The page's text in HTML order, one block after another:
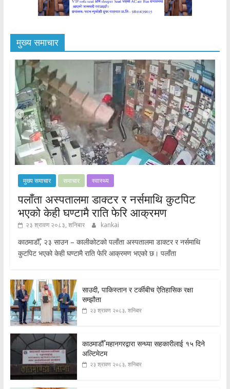
मुख्य समाचार
मुख्य समाचार समाचार स्वास्थ्य
पलाँता अस्पतालमा डाक्टर र नर्समाथि कुटपिट
भएको केही घण्टामै राति फेरि आक्रमण
२३ श्रावण २०८३, शनिबार kankai
काठमाडौँ, २३ साउन – कालीकोटको पलाँता अस्पतालमा डाक्टर र नर्समाथि
कुटपिट भएको केही घण्टामै राति फेरि आक्रमण भएको छ। पलाँता
साउदी, पाकिस्तान र टर्कीबीच ऐतिहासिक रक्षा
सम्झौता
२३ श्रावण २०८३, शनिबार
काठमाडौँ महानगरद्वारा सन्ध्या सहकारीलाई १५ दिने
अल्टिमेटम
२३ श्रावण २०८३, शनिबार